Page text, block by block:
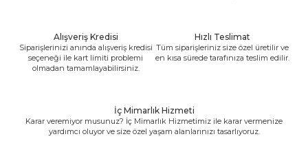
Alışveriş Kredisi
Siparişlerinizi anında alışveriş kredisi
seçeneği ile kart limiti problemi
olmadan tamamlayabilirsiniz.
Hızlı Teslimat
Tüm siparişleriniz size özel üretilir ve
en kısa sürede tarafınıza teslim edilir.
İç Mimarlık Hizmeti
Karar veremiyor musunuz? İç Mimarlık Hizmetimiz ile karar vermenize
yardımcı oluyor ve size özel yaşam alanlarınızı tasarlıyoruz.